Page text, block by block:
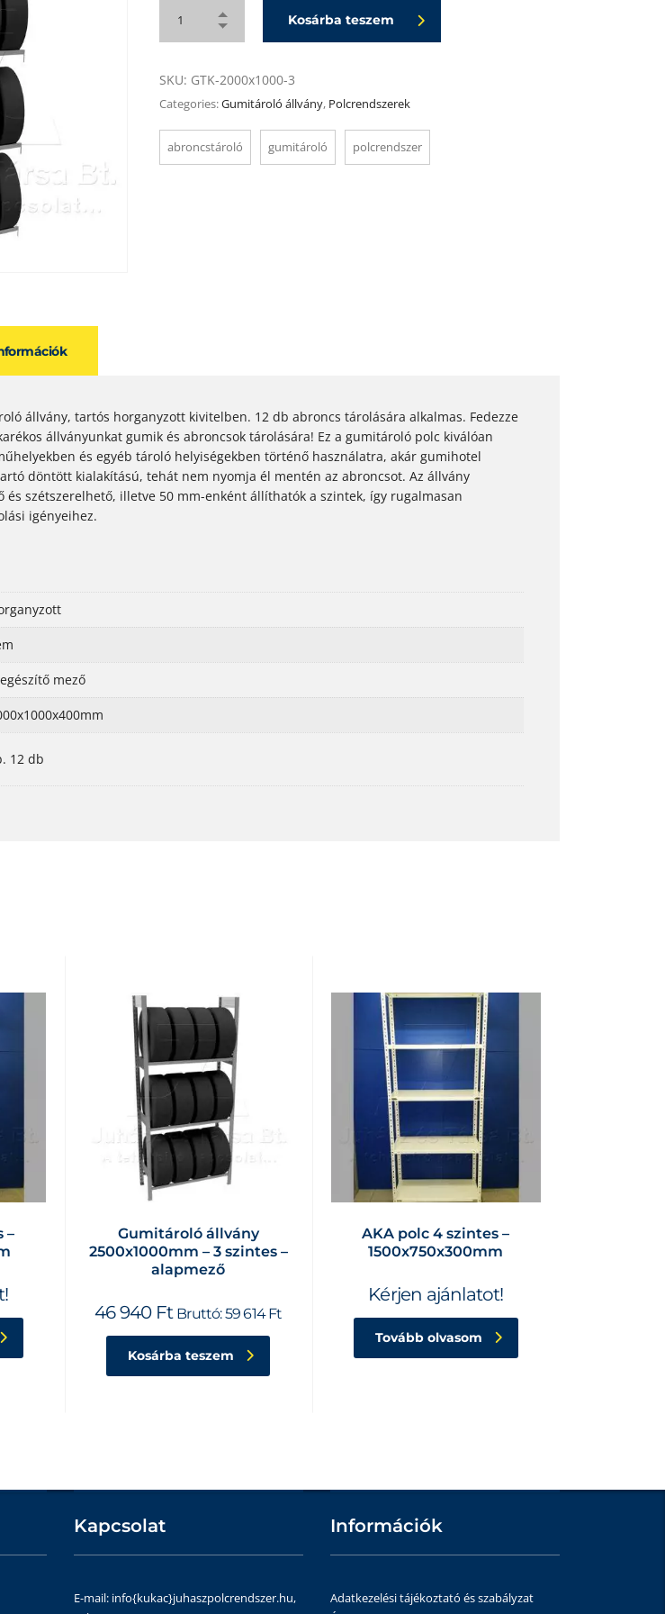
Kosárba teszem
SKU: GTK-2000x1000-3
Categories:Gumitároló állvány, Polcrendszerek
abroncstároló gumitároló polcrendszer
állvány, tartós horganyzott kivitelben. 12 db abroncs tárolására alkalmas. Fedezze
állványunkat gumik és abroncsok tárolására! Ez a gumitároló polc kiválóan
és egyéb tároló helyiségekben történő használatra, akár gumihotel
döntött kialakítású, tehát nem nyomja él mentén az abroncsot. Az állvány
és szétszerelhető, illetve 50 mm-enként állíthatók a szintek, így rugalmasan
igényeihez.
mező
12 db
–
Gumitároló állvány
2500x1000mm – 3 szintes –
alapmező
46 940 Ft Bruttó:59 614Ft
Kosárba teszem
AKA polc 4 szintes –
1500x750x300mm
Kérjen ajánlatot!
Tovább olvasom
Kapcsolat
E-mail: info{kukac}juhaszpolcrendszer.hu,
Információk
Adatkezelési tájékoztató és szabályzat